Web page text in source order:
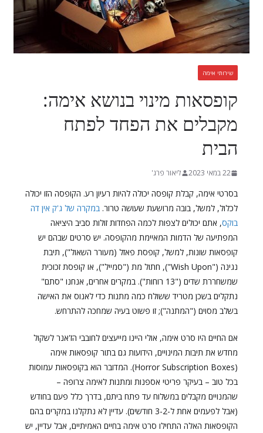
שירותי אימה
קופסאות מינוי בנושא אימה:
מקבלים את הפחד לפתח
הבית
22 במאי 2023 ליאור פרג'
בסרטי אימה, קבלת קופסה יכולה להיות רעיון רע. הקופסה הזו יכולה
לכלול, למשל, בובה מרושעת שעושה טרור. במקרה של ג'ק אין דה
בוקס, אתם יכולים לצפות לכמה הפחדות זולות סביב היציאה
המפתיעה של הדמות המאיימת מהקופסה. יש סרטים שבהם יש
קופסאות שונות, למשל, קופסת פאזל (מעורר השאול"), תיבת
נגינה ("Wish Upon"), חתול מת ("סמייל"), או קופסת זכוכית
שמשחררת שדים ("13 רוחות"). במקרים אחרים, אנחנו "סתם"
נתקלים בשכן מטריד ששולח כמה מתנות כדי לאנוס את האישה
בשלב מסוים ("המתנה"); זו פשוט בעיה שמחכה להתרחש.
אם החיים היו סרט אימה, אולי היינו מייעצים לחובבי הז'אנר לשקול
מחדש את תיבות המינויים, הידועות גם בתור קופסאות אימה
(Horror Subscription Boxes). המדובר הוא בקופסאות עמוסות
בכל טוב – בעיקר פריטי אספנות ומתנות לאימה צרופה –
שהמנויים מקבלים במשלוח עד פתח ביתם, בדרך כלל פעם בחודש
(אבל לפעמים אחת ל-3-2 חודשים). עדיין לא נתקלנו במקרים בהם
הקופסאות האלה התחילו סרט אימה בחיים האמיתיים, אבל עדיין, יש